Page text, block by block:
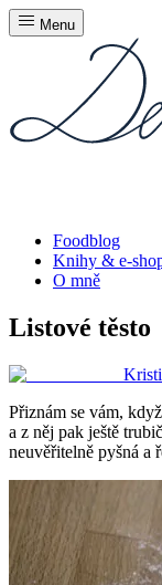
Menu
Foodblog
Knihy & e-
O mně
Listové těsto
Přiznám se vám,
a z něj pak ještě
neuvěřitelně pyšná a